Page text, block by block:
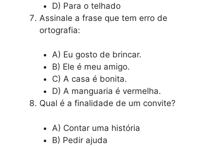
D) Para o telhado
Assinale a frase que tem erro de
ortografia:
A) Eu gosto de brincar.
B) Ele é meu amigo.
C) A casa é bonita.
D) A manguaria é vermelha.
Qual é a finalidade de um convite?
A) Contar uma história
B) Pedir ajuda